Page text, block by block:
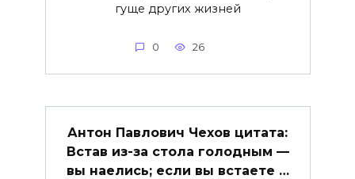
гуще других жизней
0 26
Антон Павлович Чехов цитата:
Встав из-за стола голодным —
вы наелись; если вы встаете …